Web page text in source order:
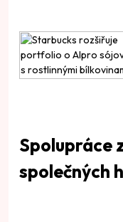
Spolupráce
společných